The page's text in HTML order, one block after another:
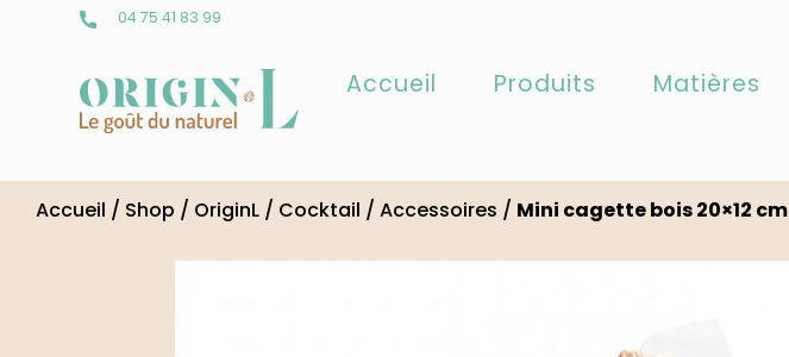
04 75 41 83 99
Accueil Produits Matières
Accueil / Shop / OriginL / Cocktail / Accessoires / Mini cagette bois 20×12 cm